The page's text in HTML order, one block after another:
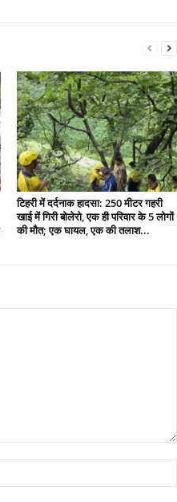
टिहरी में दर्दनाक हादसा: 250 मीटर गहरी
खाई में गिरी बोलेरो, एक ही परिवार के 5 लोगों
की मौत; एक घायल, एक की तलाश...